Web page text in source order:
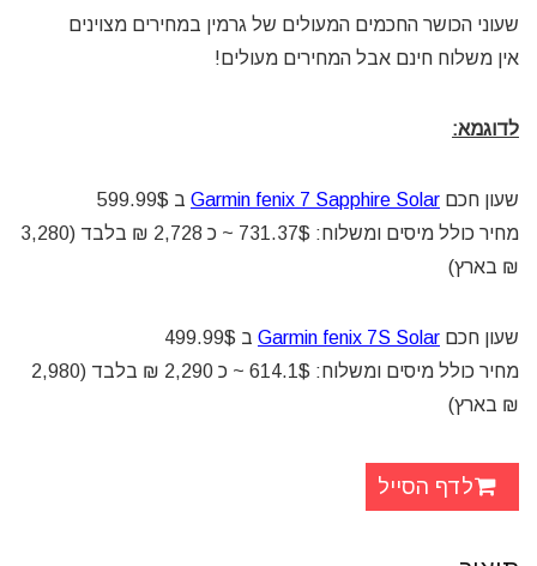
שעוני הכושר החכמים המעולים של גרמין במחירים מצוינים
אין משלוח חינם אבל המחירים מעולים!
לדוגמא:
שעון חכם Garmin fenix 7 Sapphire Solar ב 599.99$
מחיר כולל מיסים ומשלוח: 731.37$ ~ כ 2,728 ₪ בלבד (3,280
₪ בארץ)
שעון חכם Garmin fenix 7S Solar ב 499.99$
מחיר כולל מיסים ומשלוח: 614.1$ ~ כ 2,290 ₪ בלבד (2,980
₪ בארץ)
לדף הסייל